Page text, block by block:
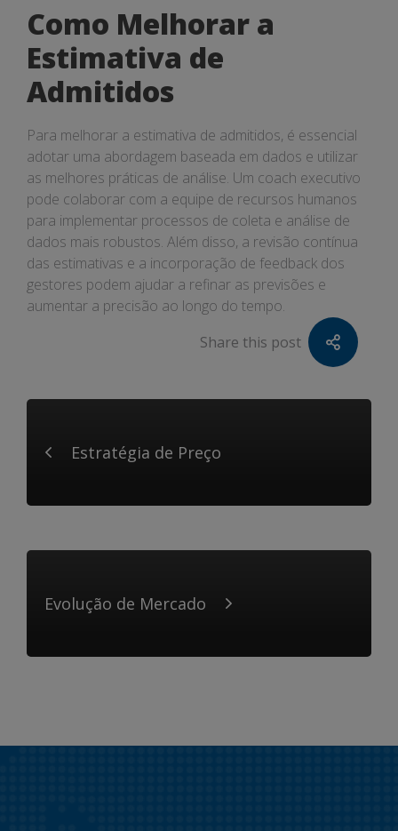
Como Melhorar a
Estimativa de
Admitidos
Para melhorar a estimativa de admitidos, é essencial
adotar uma abordagem baseada em dados e utilizar
as melhores práticas de análise. Um coach executivo
pode colaborar com a equipe de recursos humanos
para implementar processos de coleta e análise de
dados mais robustos. Além disso, a revisão contínua
das estimativas e a incorporação de feedback dos
gestores podem ajudar a refinar as previsões e
aumentar a precisão ao longo do tempo.
Share this post
Estratégia de Preço
Evolução de Mercado